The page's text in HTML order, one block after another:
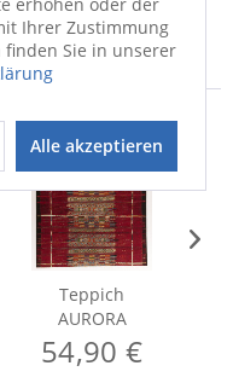
Teppich
AURORA
54,90 €
Ihrer Zustimmung
Sie in unserer
Alle akzeptieren